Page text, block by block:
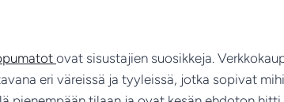
ovat sisustajien suosikkeja.
eri väreissä ja tyyleissä, jotka sopivat